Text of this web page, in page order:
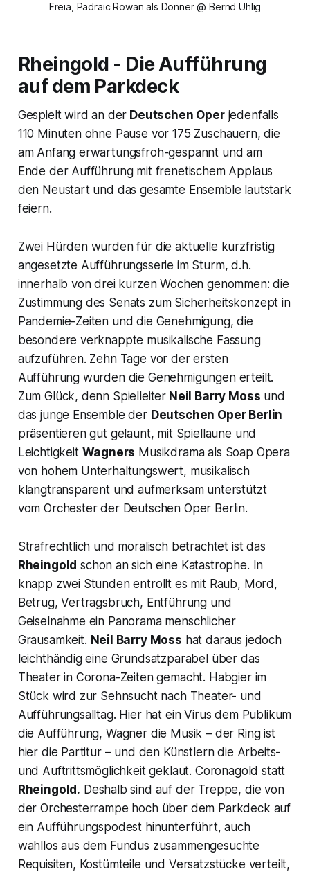
Freia, Padraic Rowan als Donner @ Bernd Uhlig
Rheingold - Die Aufführung
auf dem Parkdeck
Gespielt wird an der Deutschen Operjedenfalls
110 Minuten ohne Pause vor 175 Zuschauern, die
am Anfang erwartungsfroh-gespannt und am
Ende der Aufführung mit frenetischem Applaus
den Neustart und das gesamte Ensemble lautstark
feiern.
Zwei Hürden wurden für die aktuelle kurzfristig
angesetzte Aufführungsserie im Sturm, d.h.
innerhalb von drei kurzen Wochen genommen: die
Zustimmung des Senats zum Sicherheitskonzept in
Pandemie-Zeiten und die Genehmigung, die
besondere verknappte musikalische Fassung
aufzuführen. Zehn Tage vor der ersten
Aufführung wurden die Genehmigungen erteilt.
Zum Glück, denn Spielleiter Neil Barry Moss und
das junge Ensemble der Deutschen Oper Berlin
präsentieren gut gelaunt, mit Spiellaune und
Leichtigkeit Wagners Musikdrama als Soap Opera
von hohem Unterhaltungswert, musikalisch
klangtransparent und aufmerksam unterstützt
vom Orchester der Deutschen Oper Berlin.
Strafrechtlich und moralisch betrachtet ist das
Rheingold schon an sich eine Katastrophe. In
knapp zwei Stunden entrollt es mit Raub, Mord,
Betrug, Vertragsbruch, Entführung und
Geiselnahme ein Panorama menschlicher
Grausamkeit. Neil Barry Moss hat daraus jedoch
leichthändig eine Grundsatzparabel über das
Theater in Corona-Zeiten gemacht. Habgier im
Stück wird zur Sehnsucht nach Theater- und
Aufführungsalltag. Hier hat ein Virus dem Publikum
die Aufführung, Wagner die Musik – der Ring ist
hier die Partitur – und den Künstlern die Arbeits-
und Auftrittsmöglichkeit geklaut. Coronagold statt
Rheingold. Deshalb sind auf der Treppe, die von
der Orchesterrampe hoch über dem Parkdeck auf
ein Aufführungspodest hinunterführt, auch
wahllos aus dem Fundus zusammengesuchte
Requisiten, Kostümteile und Versatzstücke verteilt,